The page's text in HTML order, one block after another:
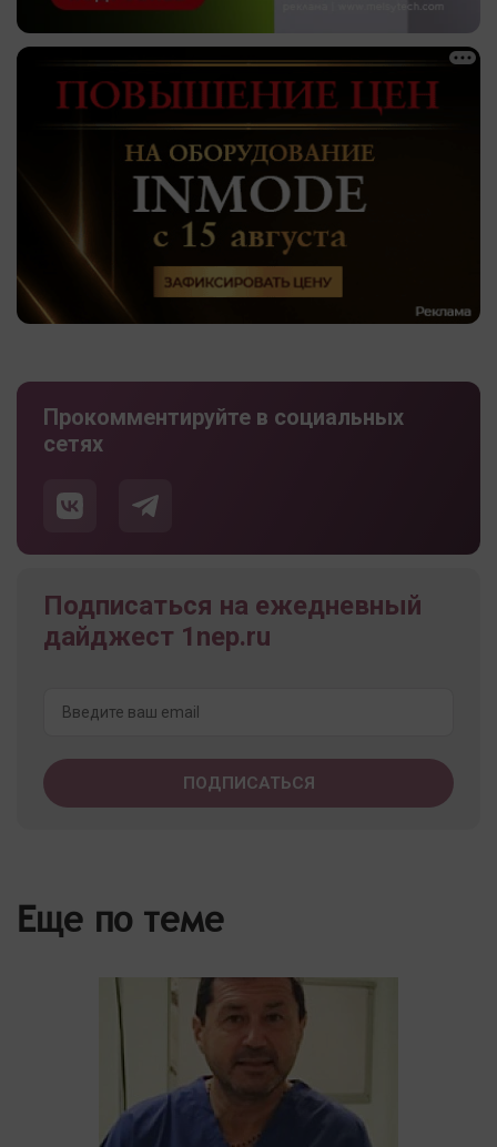
Прокомментируйте в социальных
сетях
Подписаться на ежедневный
дайджест 1nep.ru
Еще по теме